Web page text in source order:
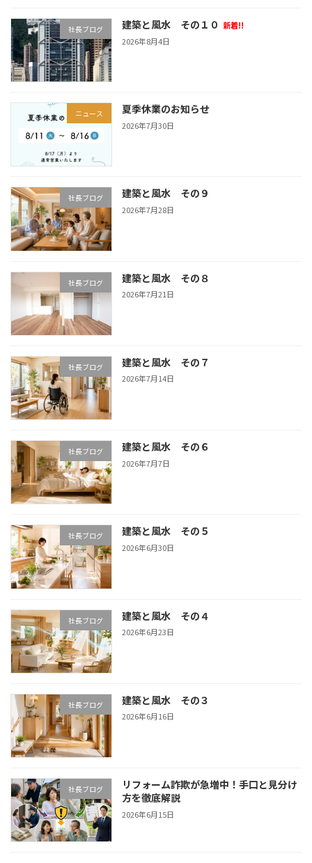
社長ブログ 建築と風水 その１０ 新着!!
2026年8月4日
ニュース 夏季休業のお知らせ
2026年7月30日
社長ブログ 建築と風水 その９
2026年7月28日
社長ブログ 建築と風水 その８
2026年7月21日
社長ブログ 建築と風水 その７
2026年7月14日
社長ブログ 建築と風水 その６
2026年7月7日
社長ブログ 建築と風水 その５
2026年6月30日
社長ブログ 建築と風水 その４
2026年6月23日
社長ブログ 建築と風水 その３
2026年6月16日
社長ブログ
リフォーム詐欺が急増中！手口と見分け
方を徹底解説
2026年6月15日